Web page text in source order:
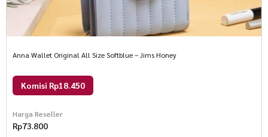
Anna Wallet Original All Size Softblue – Jims Honey
Komisi Rp18.450
Harga Reseller
Rp73.800